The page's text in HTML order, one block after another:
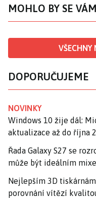
MOHLO BY SE
VŠECHNY
DOPORUČUJEME
NOVINKY
Windows 10 žije dál:
aktualizace až do října
Řada Galaxy S27 se
může být ideálním
Nejlepším 3D
porovnání vítězí